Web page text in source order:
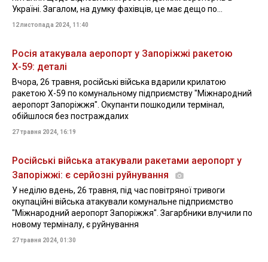
Україні. Загалом, на думку фахівців, це має дещо по...
12 листопада 2024, 11:40
Росія атакувала аеропорт у Запоріжжі ракетою
Х-59: деталі
Вчора, 26 травня, російські війська вдарили крилатою
ракетою Х-59 по комунальному підприємству "Міжнародний
аеропорт Запоріжжя". Окупанти пошкодили термінал,
обійшлося без постраждалих
27 травня 2024, 16:19
Російські війська атакували ракетами аеропорт у
Запоріжжі: є серйозні руйнування
У неділю вдень, 26 травня, під час повітряної тривоги
окупаційні війська атакували комунальне підприємство
"Міжнародний аеропорт Запоріжжя". Загарбники влучили по
новому терміналу, є руйнування
27 травня 2024, 01:30